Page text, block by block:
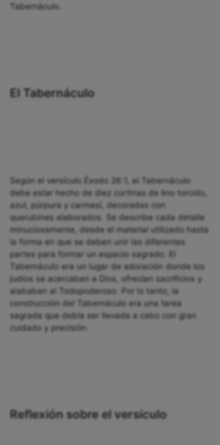
Tabernáculo.
El Tabernáculo
Según el versículo Éxodo 26:1, el Tabernáculo
debe estar hecho de diez cortinas de lino torcido,
azul, púrpura y carmesí, decoradas con
querubines elaborados. Se describe cada detalle
minuciosamente, desde el material utilizado hasta
la forma en que se deben unir las diferentes
partes para formar un espacio sagrado. El
Tabernáculo era un lugar de adoración donde los
judíos se acercaban a Dios, ofrecían sacrificios y
alababan al Todopoderoso. Por lo tanto, la
construcción del Tabernáculo era una tarea
sagrada que debía ser llevada a cabo con gran
cuidado y precisión.
Reflexión sobre el versículo